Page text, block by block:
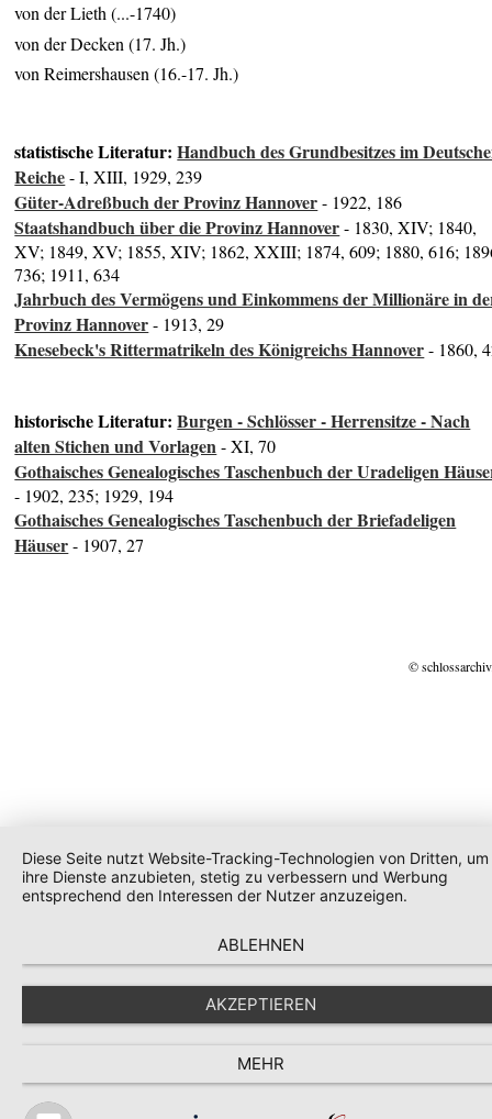
von der Lieth (...-1740)
von der Decken (17. Jh.)
von Reimershausen (16.-17. Jh.)
statistische Literatur:Handbuch des Grundbesitzes im
Reiche- I, XIII, 1929, 239
Güter-Adreßbuch der Provinz Hannover- 1922, 186
Staatshandbuch über die Provinz Hannover- 1830, XIV; 1840,
XV; 1849, XV; 1855, XIV; 1862, XXIII; 1874, 609; 1880, 616;
736; 1911, 634
Jahrbuch des Vermögens und Einkommens der Millionäre in
Provinz Hannover- 1913, 29
Knesebeck's Rittermatrikeln des Königreichs Hannover- 1860,
historische Literatur:Burgen - Schlösser - Herrensitze - Nach
alten Stichen und Vorlagen- XI, 70
Gothaisches Genealogisches Taschenbuch der Uradeligen
- 1902, 235; 1929, 194
Gothaisches Genealogisches Taschenbuch der Briefadeligen
Häuser- 1907, 27
©
Diese Seite nutzt Website-Tracking-Technologien von Dritten, um
ihre Dienste anzubieten, stetig zu verbessern und Werbung
entsprechend den Interessen der Nutzer anzuzeigen.
ABLEHNEN
AKZEPTIEREN
MEHR